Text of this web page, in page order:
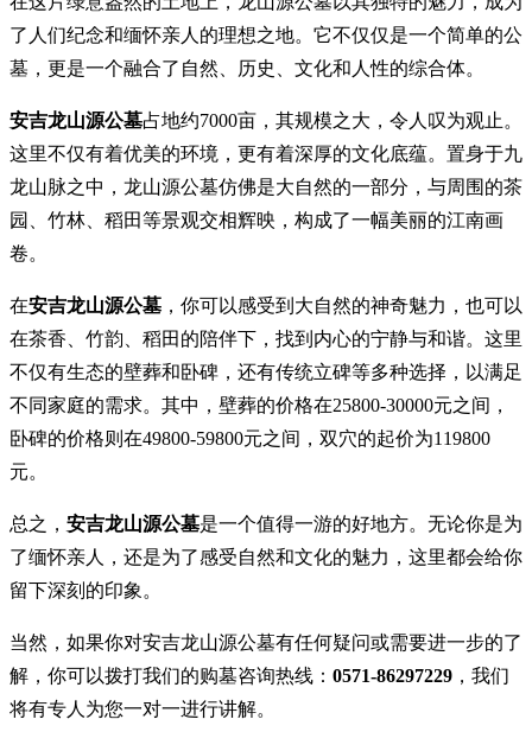
了人们纪念和缅怀亲人的理想之地。它不仅仅是一个简单的公
墓，更是一个融合了自然、历史、文化和人性的综合体。
安吉龙山源公墓占地约7000亩，其规模之大，令人叹为观止。
这里不仅有着优美的环境，更有着深厚的文化底蕴。置身于九
龙山脉之中，龙山源公墓仿佛是大自然的一部分，与周围的茶
园、竹林、稻田等景观交相辉映，构成了一幅美丽的江南画
卷。
在安吉龙山源公墓 ，你可以感受到大自然的神奇魅力，也可以
在茶香、竹韵、稻田的陪伴下，找到内心的宁静与和谐。这里
不仅有生态的壁葬和卧碑，还有传统立碑等多种选择，以满足
不同家庭的需求。其中，壁葬的价格在25800-30000元之间，
卧碑的价格则在49800-59800元之间，双穴的起价为119800
元。
总之， 安吉龙山源公墓是一个值得一游的好地方。无论你是为
了缅怀亲人，还是为了感受自然和文化的魅力，这里都会给你
留下深刻的印象。
当然，如果你对安吉龙山源公墓有任何疑问或需要进一步的了
解，你可以拨打我们的购墓咨询热线： 0571-86297229 ，我们
将有专人为您一对一进行讲解。